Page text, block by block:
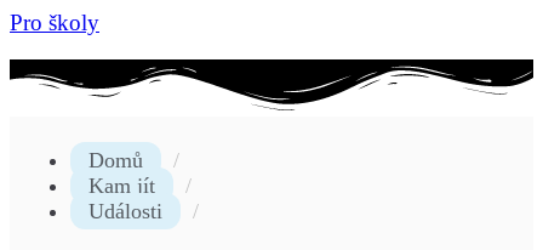
Pro školy
Domů
Kam jít
Události